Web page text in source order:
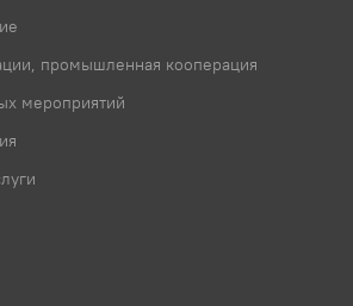
промышленная кооперация
мероприятий